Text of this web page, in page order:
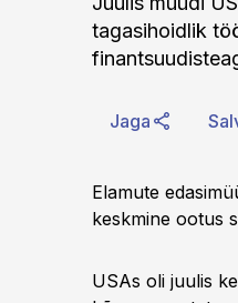
tagasihoidlik
Jaga
Elamute
keskmine ootus
USAs oli juulis